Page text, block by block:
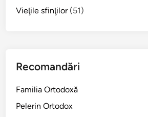
Vieţile sfinţilor(51)
Recomandări
Familia Ortodoxă
Pelerin Ortodox